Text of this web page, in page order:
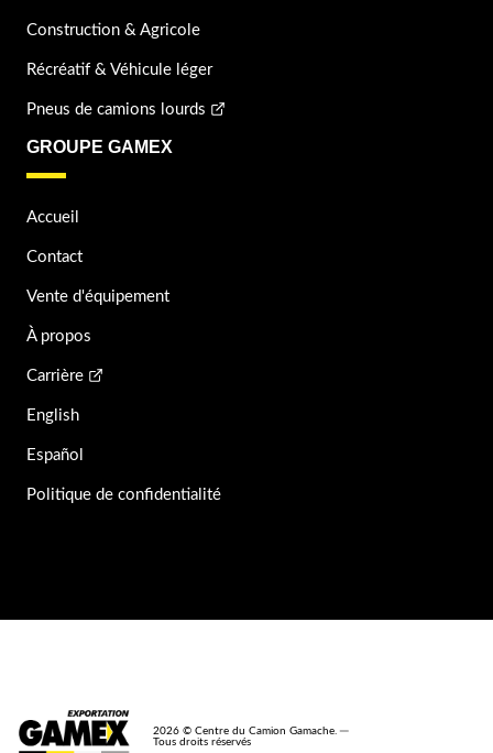
Construction & Agricole
Récréatif & Véhicule léger
Pneus de camions lourds
GROUPE GAMEX
Accueil
Contact
Vente d'équipement
À propos
Carrière
English
Español
Politique de confidentialité
2026 © Centre du Camion Gamache. ─
Tous droits réservés